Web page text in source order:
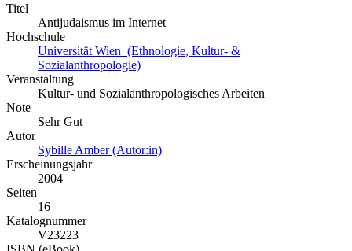
Titel
Antijudaismus im Internet
Hochschule
Universität Wien (Ethnologie, Kultur- &
Sozialanthropologie)
Veranstaltung
Kultur- und Sozialanthropologisches Arbeiten
Note
Sehr Gut
Autor
Sybille Amber (Autor:in)
Erscheinungsjahr
2004
Seiten
16
Katalognummer
V23223